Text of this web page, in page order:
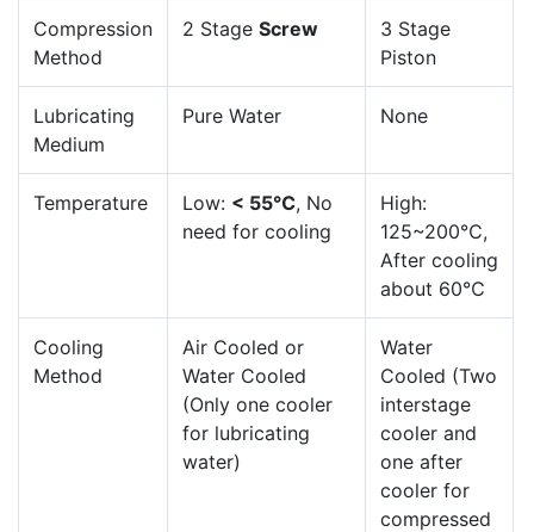
Compression
Method
2 Stage Screw
3 Stage
Piston
Lubricating
Medium
Pure Water None
Temperature Low: < 55℃, No
need for cooling
High:
125~200℃,
After cooling
about 60℃
Cooling
Method
Air Cooled or
Water Cooled
(Only one cooler
for lubricating
water)
Water
Cooled (Two
interstage
cooler and
one after
cooler for
compressed